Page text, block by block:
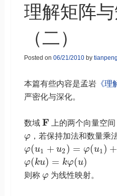
理解矩阵
（二）
Posted on 06/21/2010by tianpeng
本篇有些内容是孟岩《理
严密化与深化。
数域 F 上的两个向量空间
φ ，若保持加法和数量乘
φ(u1 + u2 ) = φ(u1) +
φ(ku) = kφ(u)
则称 φ 为线性映射。